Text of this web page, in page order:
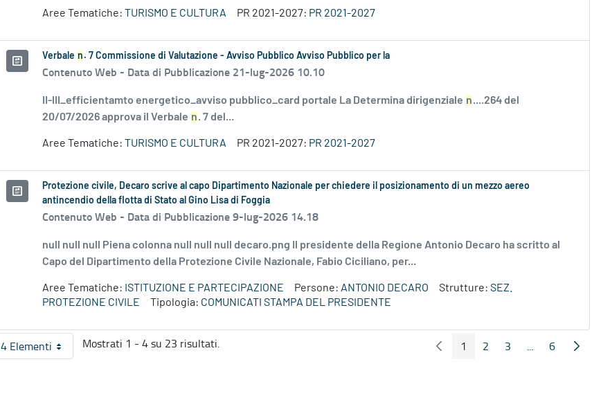
Aree Tematiche: TURISMO E CULTURA PR 2021-2027: PR 2021-2027
Verbale n . 7 Commissione di Valutazione - Avviso Pubblico Avviso Pubblico per la
Contenuto Web - Data di Pubblicazione 21-lug-2026 10.10
II-III_efficientamto energetico_avviso pubblico_card portale La Determina dirigenziale n....264 del
20/07/2026 approva il Verbale n. 7 del...
Aree Tematiche: TURISMO E CULTURA PR 2021-2027: PR 2021-2027
Protezione civile, Decaro scrive al capo Dipartimento Nazionale per chiedere il posizionamento di un mezzo aereo
antincendio della flotta di Stato al Gino Lisa di Foggia
Contenuto Web - Data di Pubblicazione 9-lug-2026 14.18
null null null Piena colonna null null null decaro.png Il presidente della Regione Antonio Decaro ha scritto al
Capo del Dipartimento della Protezione Civile Nazionale, Fabio Ciciliano, per...
Aree Tematiche: ISTITUZIONE E PARTECIPAZIONE Persone: ANTONIO DECARO Strutture: SEZ.
PROTEZIONE CIVILE
Tipologia: COMUNICATI STAMPA DEL PRESIDENTE
4 ElementiPer pagina
Mostrati 1 - 4 su 23 risultati. Pagina Precedente
Pagina
1 Pagina
2 Pagina
3 ...
PaginePagina
6